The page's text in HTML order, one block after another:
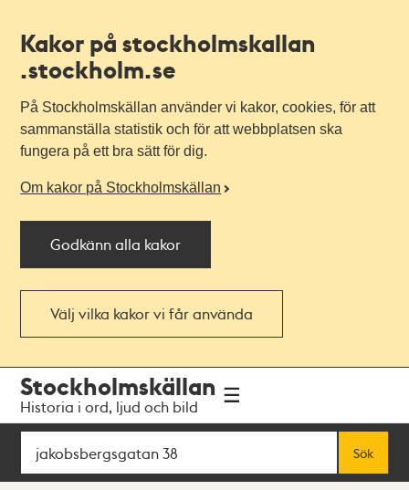
Kakor på stockholmskallan
.stockholm.se
På Stockholmskällan använder vi kakor, cookies, för att
sammanställa statistik och för att webbplatsen ska
fungera på ett bra sätt för dig.
Om kakor på Stockholmskällan
Godkänn alla kakor
Välj vilka kakor vi får använda
navigationen
huvudinnehållet
Stockholmskällan
Historia i ord, ljud och bild
Sök
Sök